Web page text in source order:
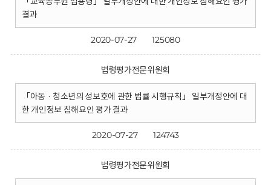
결과
2020-07-27 125080
법령평가전문위원회
「아동 · 청소년의 성보호에 관한 법률 시행규칙」 일부개정안에 대
한 개인정보 침해요인 평가 결과
2020-07-27 124743
법령평가전문위원회